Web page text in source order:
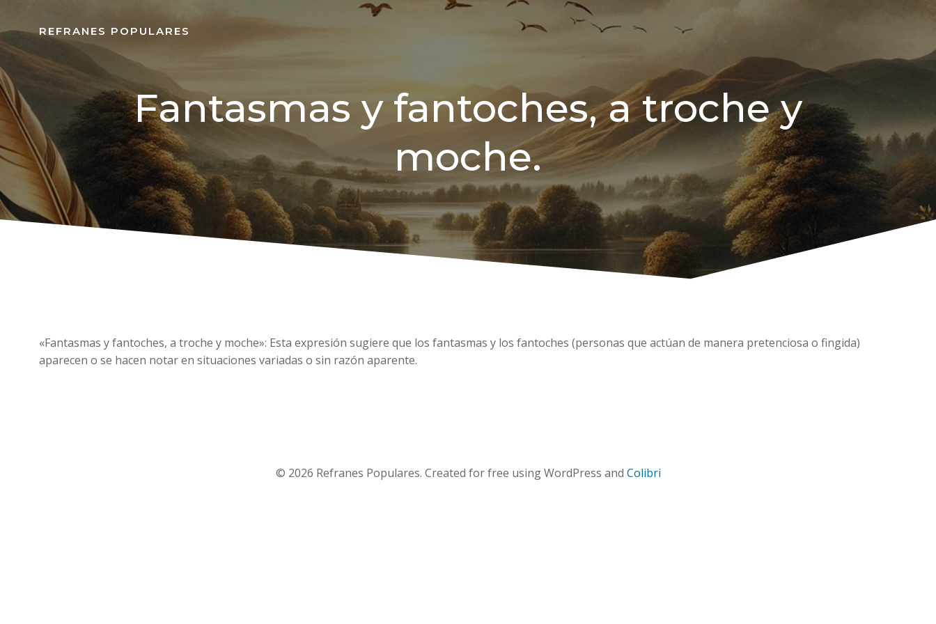
REFRANES POPULARES
Fantasmas y fantoches, a troche y
moche.
«Fantasmas y fantoches, a troche y moche»: Esta expresión sugiere que los fantasmas y los fantoches (personas que actúan de manera pretenciosa o fingida)
aparecen o se hacen notar en situaciones variadas o sin razón aparente.
© 2026 Refranes Populares. Created for free using WordPress and Colibri